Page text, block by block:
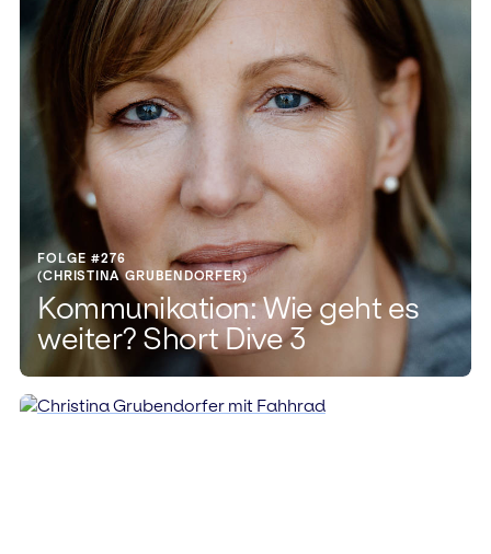
FOLGE #276
(CHRISTINA GRUBENDORFER)
Kommunikation: Wie geht es
weiter? Short Dive 3